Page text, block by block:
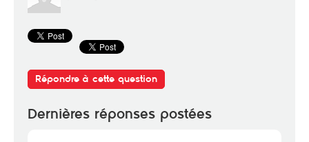
Répondre à cette question
Dernières réponses postées